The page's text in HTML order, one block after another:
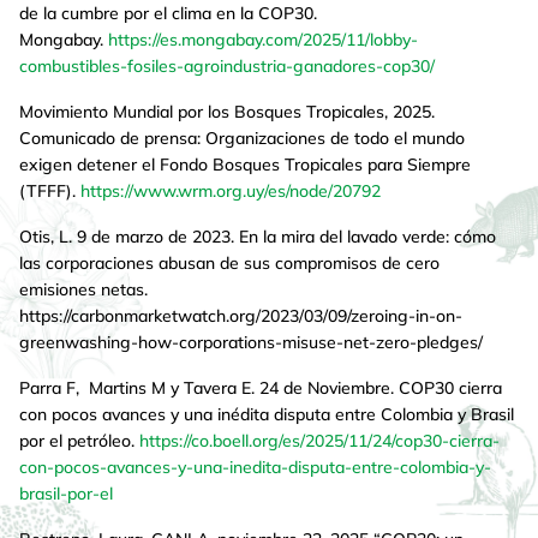
de la cumbre por el clima en la COP30.
Mongabay. https://es.mongabay.com/2025/11/lobby-
combustibles-fosiles-agroindustria-ganadores-cop30/
Movimiento Mundial por los Bosques Tropicales, 2025.
Comunicado de prensa: Organizaciones de todo el mundo
exigen detener el Fondo Bosques Tropicales para Siempre
(TFFF). https://www.wrm.org.uy/es/node/20792
Otis, L. 9 de marzo de 2023. En la mira del lavado verde: cómo
las corporaciones abusan de sus compromisos de cero
emisiones netas.
https://carbonmarketwatch.org/2023/03/09/zeroing-in-on-
greenwashing-how-corporations-misuse-net-zero-pledges/
Parra F, Martins M y Tavera E. 24 de Noviembre. COP30 cierra
con pocos avances y una inédita disputa entre Colombia y Brasil
por el petróleo. https://co.boell.org/es/2025/11/24/cop30-cierra-
con-pocos-avances-y-una-inedita-disputa-entre-colombia-y-
brasil-por-el